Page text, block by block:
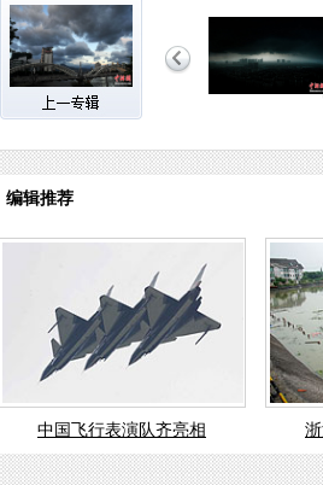
编辑推荐
中国飞行表演队齐亮相